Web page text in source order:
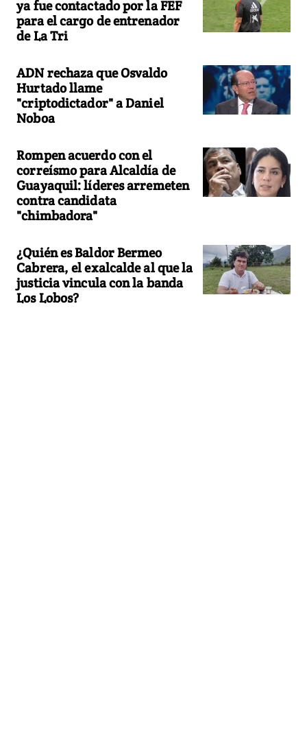
ya fue contactado por la FEF
para el cargo de entrenador
de La Tri
ADN rechaza que Osvaldo
Hurtado llame
"criptodictador" a Daniel
Noboa
Rompen acuerdo con el
correísmo para Alcaldía de
Guayaquil: líderes arremeten
contra candidata
"chimbadora"
¿Quién es Baldor Bermeo
Cabrera, el exalcalde al que la
justicia vincula con la banda
Los Lobos?